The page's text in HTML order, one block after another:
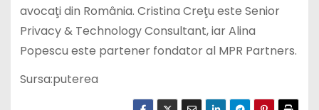
avocaţi din România. Cristina Creţu este Senior
Privacy & Technology Consultant, iar Alina
Popescu este partener fondator al MPR Partners.
Sursa:puterea